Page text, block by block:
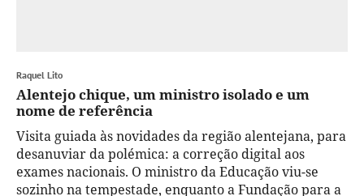
Raquel Lito
Alentejo chique, um ministro isolado e um
nome de referência
Visita guiada às novidades da região alentejana, para
desanuviar da polémica: a correção digital aos
exames nacionais. O ministro da Educação viu-se
sozinho na tempestade, enquanto a Fundação para a